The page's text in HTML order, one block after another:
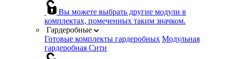
Вы можете выбрать другие модули в
комплектах, помеченных таким значком.
Гардеробные
Готовые комплекты гардеробных Модульная
гардеробная Сити